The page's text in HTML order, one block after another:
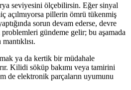
seviyesini ölçebilirsin. Eğer sinyal
açılmıyorsa pillerin ömrü tükenmiş
sorun devam ederse, devre
gündeme gelir; bu aşamada
ya da kertik bir müdahale
Kilidi söküp bakımı veya tamirini
de elektronik parçaların uyumunu